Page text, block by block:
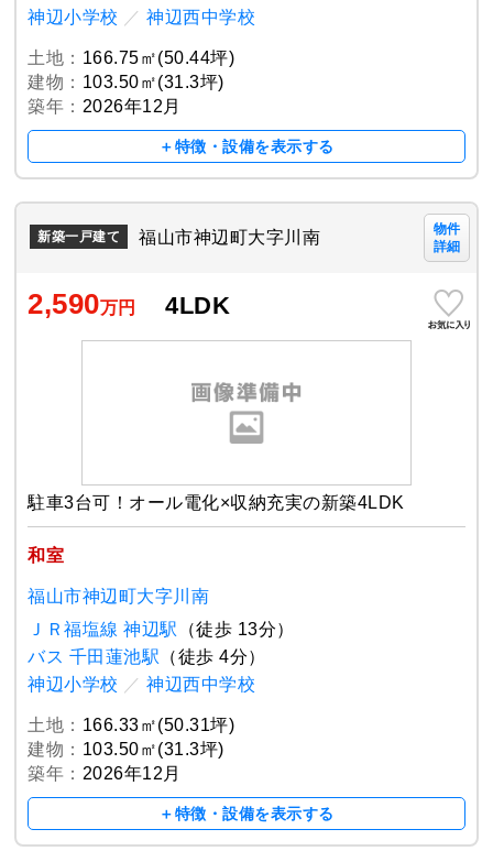
神辺小学校 ／ 神辺西中学校
土地： 166.75㎡(50.44坪)
建物： 103.50㎡(31.3坪)
築年： 2026年12月
＋特徴・設備を表示する
新築一戸建て 福山市神辺町大字川南
物件
詳細
2,590万円 4LDK
駐車3台可！オール電化×収納充実の新築4LDK
和室
福山市神辺町大字川南
ＪＲ福塩線 神辺駅
（徒歩 13分）
バス 千田蓮池駅 （徒歩 4分）
神辺小学校 ／ 神辺西中学校
土地： 166.33㎡(50.31坪)
建物： 103.50㎡(31.3坪)
築年： 2026年12月
＋特徴・設備を表示する